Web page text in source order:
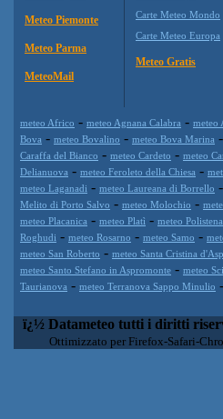
Meteo Piemonte
Meteo Parma
MeteoMail
Carte Meteo Mondo
Carte Meteo Europa
Meteo Gratis
meteo Africo - meteo Agnana Calabra - meteo
Bova - meteo Bovalino - meteo Bova Marina -
Caraffa del Bianco - meteo Cardeto - meteo
Delianuova - meteo Feroleto della Chiesa -
meteo Laganadi - meteo Laureana di Borrello -
Melito di Porto Salvo - meteo Molochio -
meteo Placanica - meteo Platì - meteo Polistena
Roghudi - meteo Rosarno - meteo Samo -
meteo San Roberto - meteo Santa Cristina
meteo Santo Stefano in Aspromonte - meteo
Taurianova - meteo Terranova Sappo Minulio -
ï¿½ Datameteo tutti i diritti
Ottimizzato per Firefox-Safari-